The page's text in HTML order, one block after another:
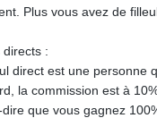
Plus vous avez de
directs :
direct est une personne
la commission est à
que vous gagnez